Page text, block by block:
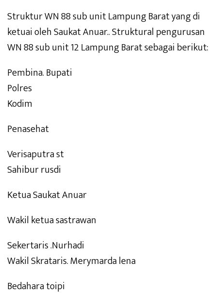
Struktur WN 88 sub unit Lampung Barat yang di
ketuai oleh Saukat Anuar.. Struktural pengurusan
WN 88 sub unit 12 Lampung Barat sebagai berikut:
Pembina. Bupati
Polres
Kodim
Penasehat
Verisaputra st
Sahibur rusdi
Ketua Saukat Anuar
Wakil ketua sastrawan
Sekertaris .Nurhadi
Wakil Skrataris. Merymarda lena
Bedahara toipi